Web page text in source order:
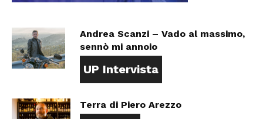
Andrea Scanzi – Vado al massimo,
sennò mi annoio
UP Intervista
Terra di Piero Arezzo